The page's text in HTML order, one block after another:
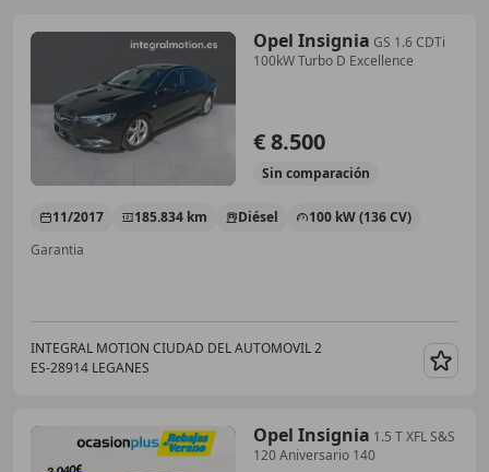
Opel Insignia GS 1.6 CDTi
100kW Turbo D Excellence
€ 8.500
Sin comparación
11/2017 185.834 km Diésel
100 kW (136 CV)
Garantia
INTEGRAL MOTION CIUDAD DEL AUTOMOVIL 2
ES-28914 LEGANES
Opel Insignia 1.5 T XFL S&S
120 Aniversario 140